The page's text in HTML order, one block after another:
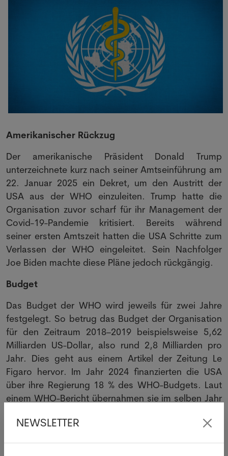
Amerikanischer Rückzug
Der amerikanische Präsident Donald Trump
unterzeichnete kurz nach seiner Amtseinführung am
22. Januar 2025 ein Dekret, um den Austritt der
USA aus der WHO einzuleiten. Trump hatte die
Organisation zuvor scharf für ihr Management der
Covid-19-Pandemie kritisiert. Bereits während
seiner ersten Amtszeit hatten die USA Schritte zum
Verlassen der WHO eingeleitet. Sein Nachfolger
Joe Biden machte diese Pläne jedoch rückgängig.
Budget
Das Budget der WHO wird jeweils für zwei Jahre
festgelegt. So betrug das Budget der Organisation
für den Zeitraum 2018–2019 beispielsweise 5,62
Milliarden US-Dollar, also rund 2,8 Milliarden pro
Jahr. Dies geht aus einem Artikel der Zeitung Le
Figaro hervor. Im Jahr 2024 finanzierten die USA
über ihre Regierung 18 % des WHO-Budgets. Laut
einem WHO-Bericht übernahmen sie im selben Jahr
Programm, 61 % für das Tuberkulose-Programm
NEWSLETTER